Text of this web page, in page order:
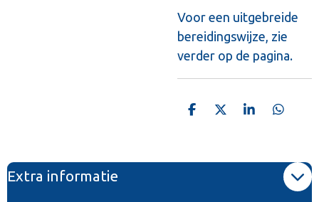
Voor een uitgebreide
bereidingswijze, zie
verder op de pagina.
D
n
D
S
e
D
n
Extra informatie